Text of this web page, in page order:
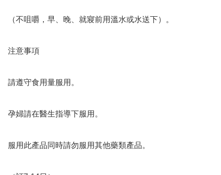
（不咀嚼，早、晚、就寢前用溫水或水送下）。
注意事項
請遵守食用量服用。
孕婦請在醫生指導下服用。
服用此產品同時請勿服用其他藥類產品。